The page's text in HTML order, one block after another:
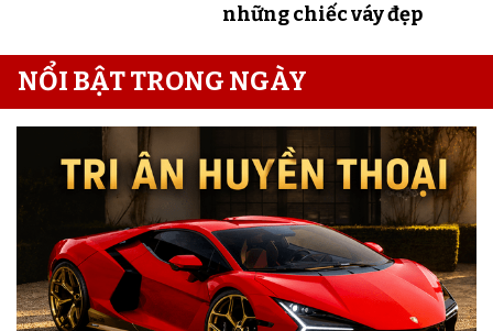
những chiếc váy đẹp
NỔI BẬT TRONG NGÀY